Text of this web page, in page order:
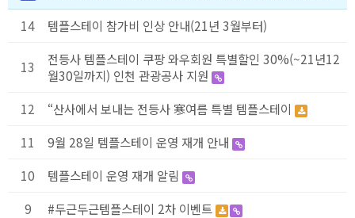
14
템플스테이 참가비 인상 안내(21년 3월부터)
13
전등사 템플스테이 쿠팡 와우회원 특별할인 30%(~21년12
월30일까지) 인천 관광공사 지원
12
“산사에서 보내는 전등사 寒여름 특별 템플스테이
11
9월 28일 템플스테이 운영 재개 안내
10
템플스테이 운영 재개 알림
9
#두근두근템플스테이 2차 이벤트